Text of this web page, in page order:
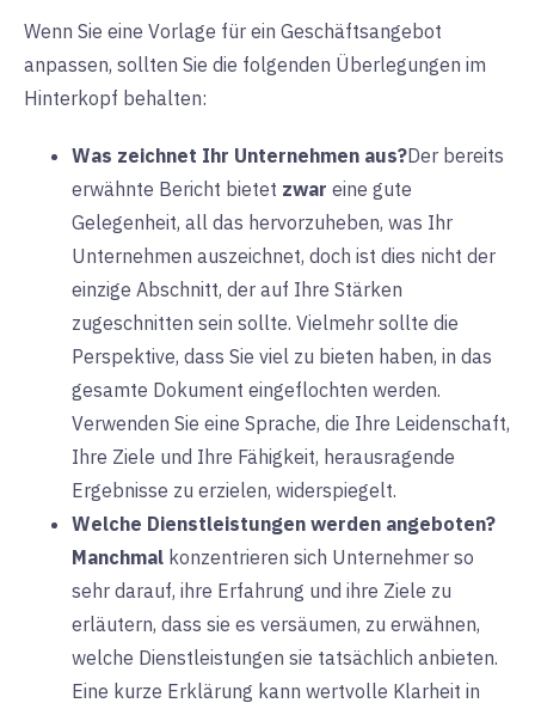
Wenn Sie eine Vorlage für ein Geschäftsangebot
anpassen, sollten Sie die folgenden Überlegungen im
Hinterkopf behalten:
Was zeichnet Ihr Unternehmen aus?Der bereits
erwähnte Bericht bietet zwar eine gute
Gelegenheit, all das hervorzuheben, was Ihr
Unternehmen auszeichnet, doch ist dies nicht der
einzige Abschnitt, der auf Ihre Stärken
zugeschnitten sein sollte. Vielmehr sollte die
Perspektive, dass Sie viel zu bieten haben, in das
gesamte Dokument eingeflochten werden.
Verwenden Sie eine Sprache, die Ihre Leidenschaft,
Ihre Ziele und Ihre Fähigkeit, herausragende
Ergebnisse zu erzielen, widerspiegelt.
Welche Dienstleistungen werden angeboten?
Manchmal konzentrieren sich Unternehmer so
sehr darauf, ihre Erfahrung und ihre Ziele zu
erläutern, dass sie es versäumen, zu erwähnen,
welche Dienstleistungen sie tatsächlich anbieten.
Eine kurze Erklärung kann wertvolle Klarheit in